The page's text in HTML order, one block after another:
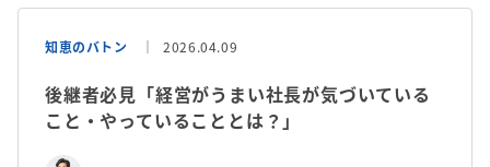
知恵のバトン 2026.04.09
後継者必見「経営がうまい社長が気づいている
こと・やっていることとは？」